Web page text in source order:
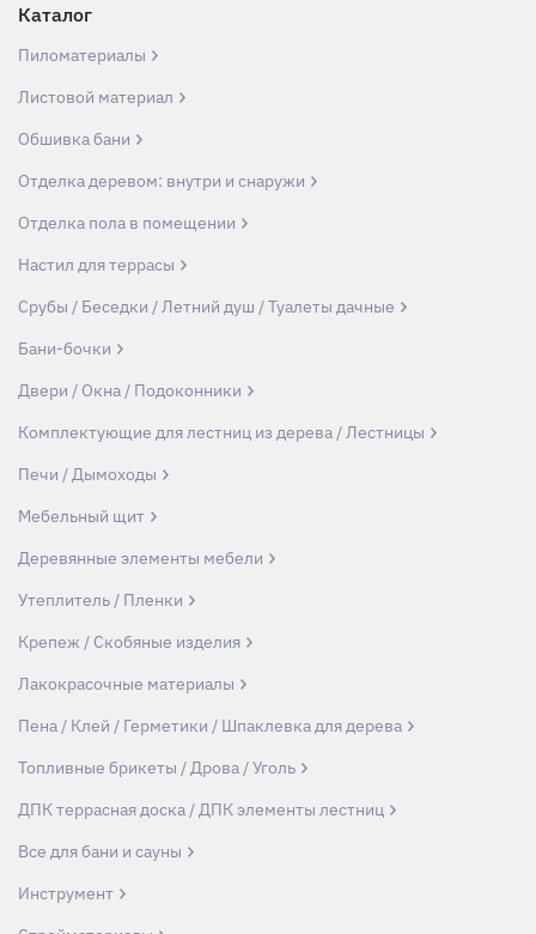
Каталог
Пиломатериалы
Листовой материал
Обшивка бани
Отделка деревом: внутри и снаружи
Отделка пола в помещении
Настил для террасы
Срубы / Беседки / Летний душ / Туалеты дачные
Бани-бочки
Двери / Окна / Подоконники
Комплектующие для лестниц из дерева / Лестницы
Печи / Дымоходы
Мебельный щит
Деревянные элементы мебели
Утеплитель / Пленки
Крепеж / Скобяные изделия
Лакокрасочные материалы
Пена / Клей / Герметики / Шпаклевка для дерева
Топливные брикеты / Дрова / Уголь
ДПК террасная доска / ДПК элементы лестниц
Все для бани и сауны
Инструмент